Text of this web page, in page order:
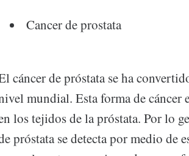
Cancer de prostata
cáncer de próstata se ha
mundial. Esta forma de cáncer
los tejidos de la próstata. Por lo
próstata se detecta por medio de